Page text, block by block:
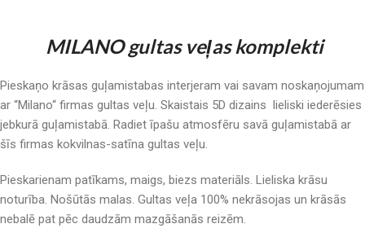
MILANO gultas veļas komplekti
Pieskaņo krāsas guļamistabas interjeram vai savam noskaņojumam
ar “Milano“ firmas gultas veļu. Skaistais 5D dizains lieliski iederēsies
jebkurā guļamistabā. Radiet īpašu atmosfēru savā guļamistabā ar
šīs firmas kokvilnas-satīna gultas veļu.
Pieskarienam patīkams, maigs, biezs materiāls. Lieliska krāsu
noturība. Nošūtās malas. Gultas veļa 100% nekrāsojas un krāsās
nebalē pat pēc daudzām mazgāšanās reizēm.